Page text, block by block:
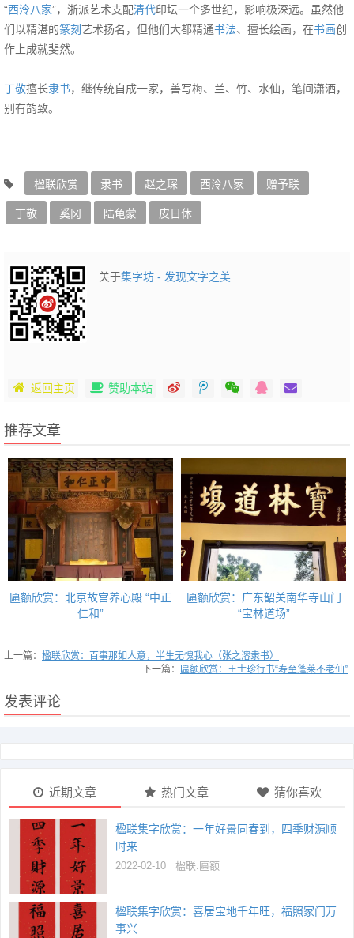
“西泠八家”，浙派艺术支配清代印坛一个多世纪，影响极深远。虽然他
们以精湛的篆刻艺术扬名，但他们大都精通书法、擅长绘画，在书画创
作上成就斐然。
丁敬擅长隶书，继传统自成一家，善写梅、兰、竹、水仙，笔间潇洒，
别有韵致。
楹联欣赏 隶书 赵之琛 西泠八家 赠予联
丁敬 奚冈 陆龟蒙 皮日休
关于集字坊 - 发现文字之美
返回主页 赞助本站
推荐文章
匾额欣赏：北京故宫养心殿 “中正
仁和”
匾额欣赏：广东韶关南华寺山门
“宝林道场”
上一篇： 楹联欣赏：百事那如人意，半生无愧我心（张之溶隶书）
下一篇：
匾额欣赏：王士珍行书“寿至蓬莱不老仙”
发表评论
近期文章 热门文章 猜你喜欢
楹联集字欣赏：一年好景同春到，四季财源顺
时来
2022-02-10 楹联.匾额
楹联集字欣赏：喜居宝地千年旺，福照家门万
事兴